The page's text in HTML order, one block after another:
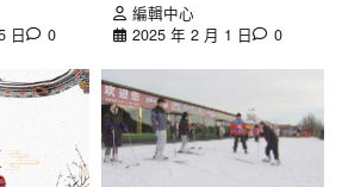
日
0
編輯中心
2025 年 2 月 1 日
0